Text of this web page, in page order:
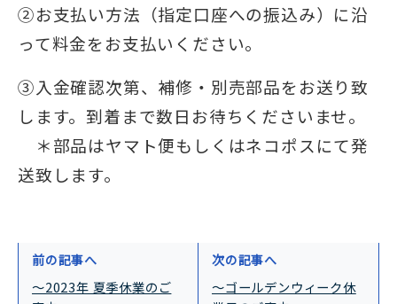
②お支払い方法（指定口座への振込み）に沿
って料金をお支払いください。
③入金確認次第、補修・別売部品をお送り致
します。到着まで数日お待ちくださいませ。
＊部品はヤマト便もしくはネコポスにて発
送致します。
前の記事へ
～2023年 夏季休業のご
次の記事へ
～ゴールデンウィーク休